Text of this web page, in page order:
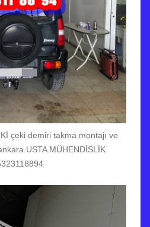
çeki demiri takma montajı ve
USTA MÜHENDİSLİK